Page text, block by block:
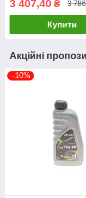
UA61
3 407,40 ₴ 3
Купити
Акційні
–10%